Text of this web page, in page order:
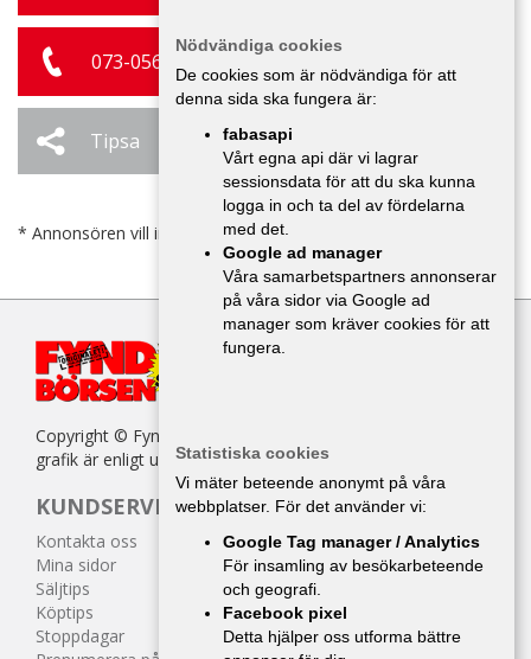
073-056 30 43
Tipsa
* Annonsören vill inte bli kontaktad av försäljare.
Copyright © Fyndbörsen. All kopiering av texter, bilder eller
grafik är enligt upphovsrättslagen förbjuden.
KUNDSERVICE
Kontakta oss
Mina sidor
Säljtips
Köptips
Stoppdagar
Nödvändiga cookies
De cookies som är nödvändiga för att
denna sida ska fungera är:
fabasapi
Vårt egna api där vi lagrar
sessionsdata för att du ska kunna
logga in och ta del av fördelarna
med det.
Google ad manager
Våra samarbetspartners annonserar
på våra sidor via Google ad
manager som kräver cookies för att
fungera.
Statistiska cookies
Vi mäter beteende anonymt på våra
webbplatser. För det använder vi:
Google Tag manager / Analytics
För insamling av besökarbeteende
och geografi.
Facebook pixel
Detta hjälper oss utforma bättre